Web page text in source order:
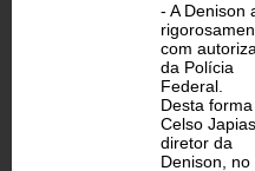
- A Denison
com
da Polícia
Federal.
Desta forma
Celso
diretor da
Denison, no